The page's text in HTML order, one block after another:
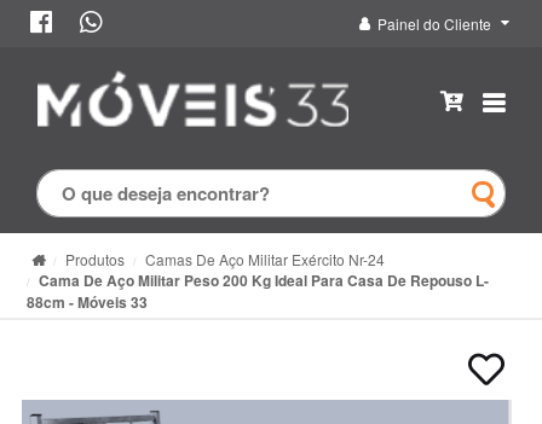
Painel do Cliente
Produtos Camas De Aço Militar Exército Nr-24
Cama De Aço Militar Peso 200 Kg Ideal Para Casa De Repouso L-
88cm - Móveis 33